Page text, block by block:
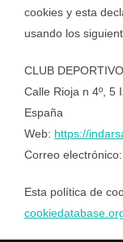
cookies y esta
usando los
CLUB
Calle Rioja n 4º, 5
España
Web: https://
Correo electrónico:
Esta política de